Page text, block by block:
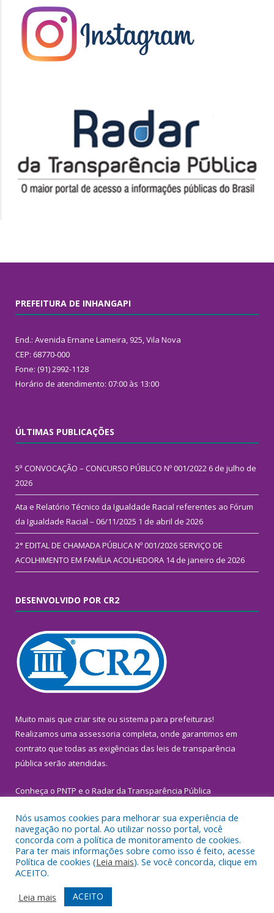
PREFEITURA DE INHANGAPI
End.: Avenida Ernane Lameira, 925, Vila Nova
CEP: 68770-000
Fone: (91) 2992-1128
Horário de atendimento: 07:00 às 13:00
ÚLTIMAS PUBLICAÇÕES
5ª CONVOCAÇÃO – CONCURSO PÚBLICO Nº 001/2022 6 de julho de
2026
Ata e Relatório Técnico da Igualdade Racial referentes ao Fórum
da Igualdade Racial – 06/11/2025 1 de abril de 2026
2° EDITAL DE CHAMADA PÚBLICA Nº 001/2026 SERVIÇO DE
ACOLHIMENTO EM FAMÍLIA ACOLHEDORA 14 de janeiro de 2026
DESENVOLVIDO POR CR2
Muito mais que criar site ou sistema para prefeituras!
Realizamos uma assessoria completa, onde garantimos em
contrato que todas as exigências das leis de transparência
pública serão atendidas.
Conheça o PNTP e o Radar da Transparência Pública
Todos os direitos reservados a Prefeitura Municipal de
Inhangapi.
Mapa do Site
Acessar Área Administrativa
Acessar Webmail
Nós usamos cookies para melhorar sua experiência de
navegação no portal. Ao utilizar nosso portal, você
concorda com a política de monitoramento de cookies.
Para ter mais informações sobre como isso é feito, acesse
Política de cookies (Leia mais). Se você concorda, clique em
ACEITO.
Leia mais
ACEITO